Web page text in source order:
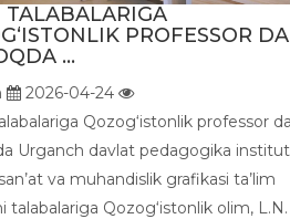
PROFESSOR
...
2026-04-24
Qozog‘istonlik professor
Urganch davlat pedagogika
va muhandislik grafikasi ta’lim
talabalariga Qozog‘istonlik olim, L.N.